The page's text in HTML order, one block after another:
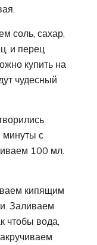
соль, сахар,
и перец
купить на
чудесный
минуты с
100 мл.
кипящим
Заливаем
чтобы вода,